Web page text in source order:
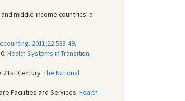
middle-income countries: a
2011;22:533-49.
Health Systems in Transition.
21st Century. The National
Facilities and Services. Health